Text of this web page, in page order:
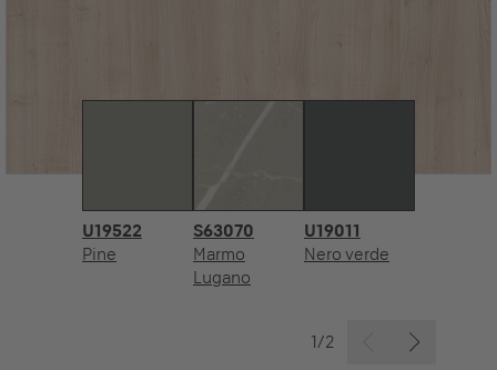
U19522
Pine
S63070
Marmo
Lugano
U19011
Nero verde
1/2